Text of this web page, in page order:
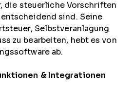
die steuerliche Vorschriften
sind. Seine
Selbstveranlagung
zu bearbeiten, hebt es von
ab.
& Integrationen